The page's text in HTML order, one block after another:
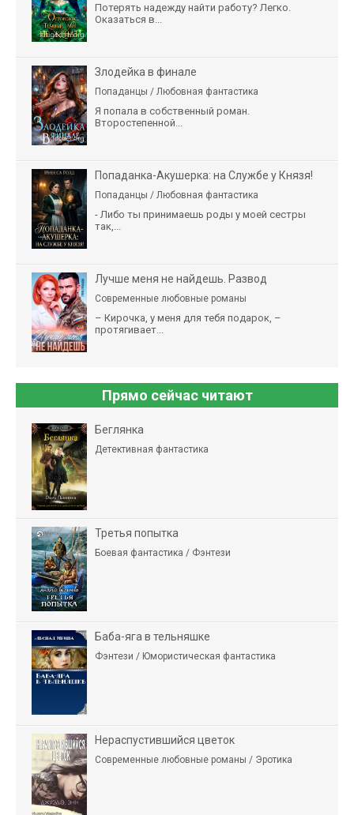
Потерять надежду найти работу? Легко.
Оказаться в...
Злодейка в финале
Попаданцы / Любовная фантастика
Я попала в собственный роман.
Второстепенной...
Попаданка-Акушерка: на Службе у Князя!
Попаданцы / Любовная фантастика
- Либо ты принимаешь роды у моей сестры
так,...
Лучше меня не найдешь. Развод
Современные любовные романы
– Кирочка, у меня для тебя подарок, –
протягивает...
Прямо сейчас читают
Беглянка
Детективная фантастика
Третья попытка
Боевая фантастика / Фэнтези
Баба-яга в тельняшке
Фэнтези / Юмористическая фантастика
Нераспустившийся цветок
Современные любовные романы / Эротика